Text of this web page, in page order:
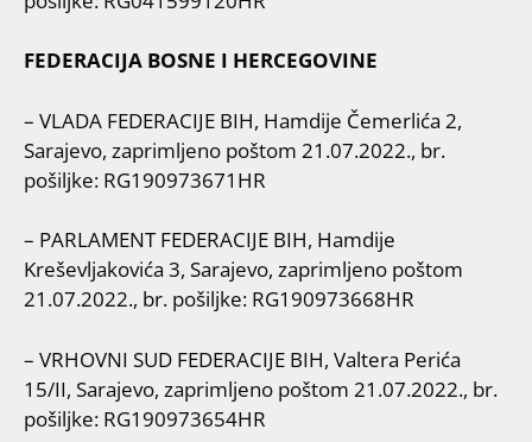
FEDERACIJA BOSNE I HERCEGOVINE
– VLADA FEDERACIJE BIH, Hamdije Čemerlića 2,
Sarajevo, zaprimljeno poštom 21.07.2022., br.
pošiljke: RG190973671HR
– PARLAMENT FEDERACIJE BIH, Hamdije
Kreševljakovića 3, Sarajevo, zaprimljeno poštom
21.07.2022., br. pošiljke: RG190973668HR
– VRHOVNI SUD FEDERACIJE BIH, Valtera Perića
15/II, Sarajevo, zaprimljeno poštom 21.07.2022., br.
pošiljke: RG190973654HR